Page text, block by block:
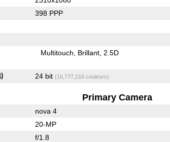
398 PPP
Multitouch Brillant 2.5D
24 bit (16,777,216 couleurs)
Primary Camera
nova 4
20-MP
f/1.8